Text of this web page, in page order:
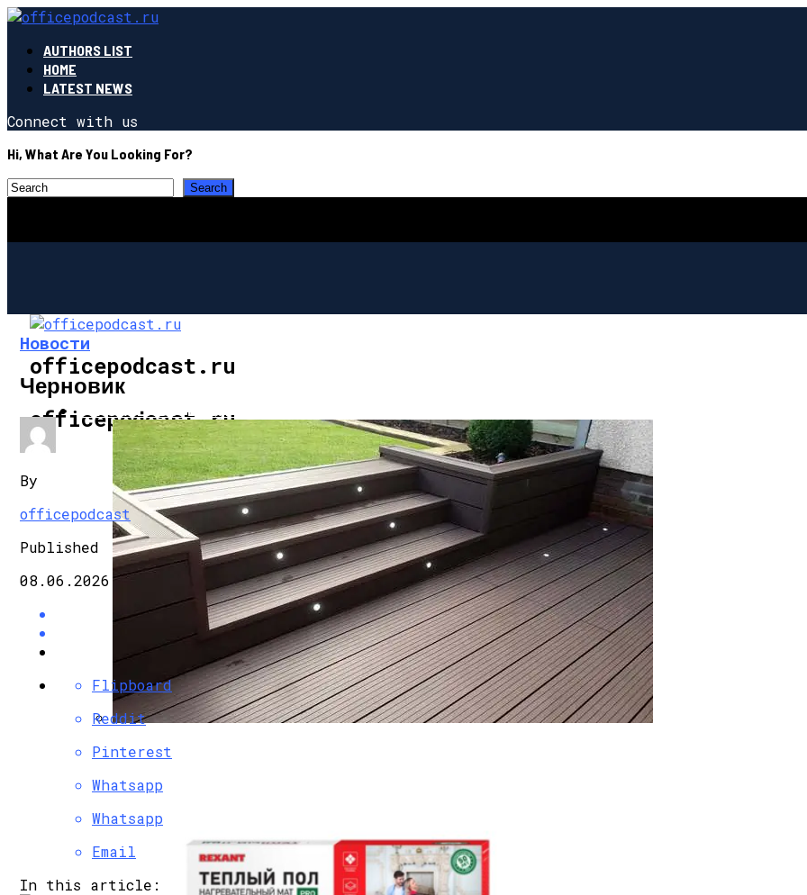
AUTHORS LIST
HOME
LATEST NEWS
Connect with us
Hi, What Are You Looking For?
officepodcast.ru
officepodcast.ru
СТРОИТЕЛЬСТВО И РЕМОНТ
Террасная Доска: Виды, Особенности, Преимущества
Новости
Черновик
By
officepodcast
Published
08.06.2026
Flipboard
Reddit
Pinterest
Whatsapp
Whatsapp
Email
In this article: